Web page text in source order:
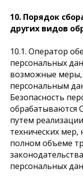
10. Порядок
других видов
10.1. Оператор
персональных
возможные
персональным
Безопасность
обрабатываются
путем
технических
полном объеме
персональных